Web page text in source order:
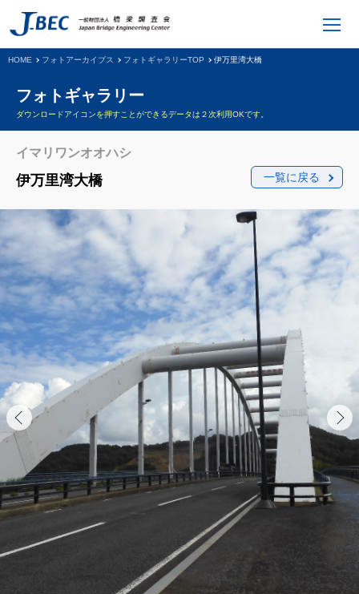
HOME フォトアーカイブス フォトギャラリーTOP 伊万里湾大橋
フォトギャラリー
ダウンロードアイコンを押すことができるデータは２次利用OKです。
一覧に戻る
イマリワンオオハシ
伊万里湾大橋